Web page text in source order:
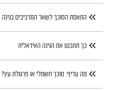
התאמת הסוכך לשאר המרכיבים בגינה
כך תתכננו את הגינה האידאלית
מה עדיף: סוכך חשמלי או פרגולת עץ?